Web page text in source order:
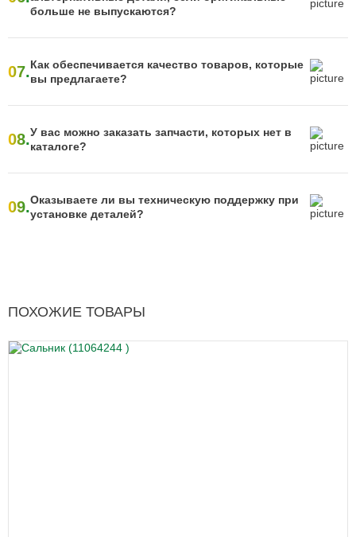
больше не выпускаются?
07.Как обеспечивается качество товаров, которые
вы предлагаете?
08.У вас можно заказать запчасти, которых нет в
каталоге?
09.Оказываете ли вы техническую поддержку при
установке деталей?
ПОХОЖИЕ ТОВАРЫ